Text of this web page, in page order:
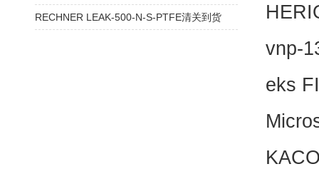
vnp-
eks
RECHNER LEAK-500-N-S-PTFE清关到货